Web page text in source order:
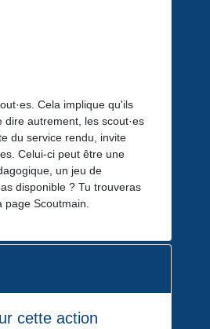
Cela implique qu'ils
autrement, les scout·es
du service rendu, invite
Celui-ci peut être une
un jeu de
disponible ? Tu trouveras
Scoutmain.
cette action